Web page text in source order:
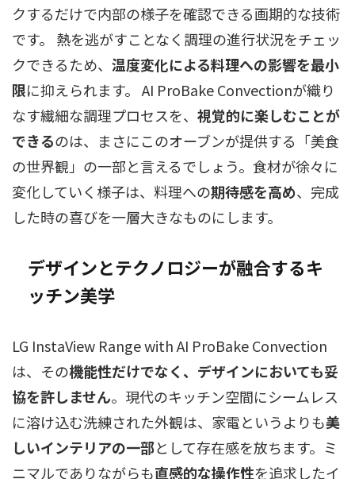
クするだけで内部の様子を確認できる画期的な技術
です。 熱を逃がすことなく調理の進行状況をチェッ
クできるため、 温度変化による料理への影響を最小
限に抑えられます。 AI ProBake Convectionが織り
なす繊細な調理プロセスを、 視覚的に楽しむことが
できるのは、まさにこのオーブンが提供する「美食
の世界観」の一部と言えるでしょう。食材が徐々に
変化していく様子は、料理への期待感を高め、完成
した時の喜びを一層大きなものにします。
デザインとテクノロジーが融合するキ
ッチン美学
LG InstaView Range with AI ProBake Convection
は、その機能性だけでなく、デザインにおいても妥
協を許しません。現代のキッチン空間にシームレス
に溶け込む洗練された外観は、家電というよりも美
しいインテリアの一部として存在感を放ちます。ミ
ニマルでありながらも直感的な操作性を追求したイ